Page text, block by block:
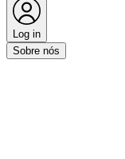
Log in
Sobre nós